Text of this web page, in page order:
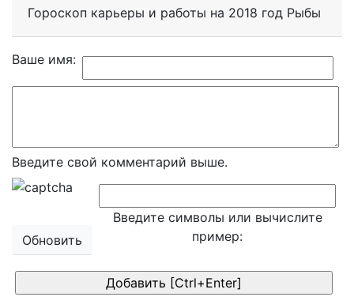
Гороскоп карьеры и работы на 2018 год Рыбы
Ваше имя:
Введите свой комментарий выше.
Обновить
Введите символы или вычислите
пример: